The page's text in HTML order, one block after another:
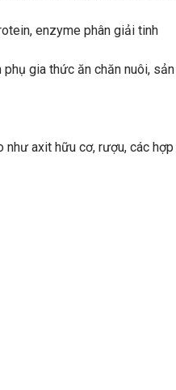
enzyme phân giải tinh
gia thức ăn chăn nuôi, sản
axit hữu cơ, rượu, các hợp